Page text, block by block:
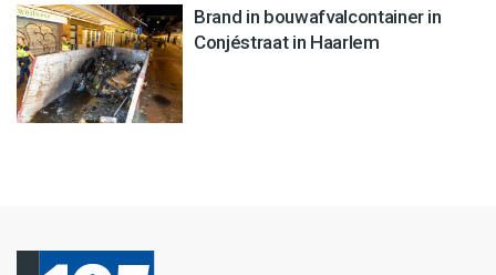
Brand in bouwafvalcontainer in
Conjéstraat in Haarlem